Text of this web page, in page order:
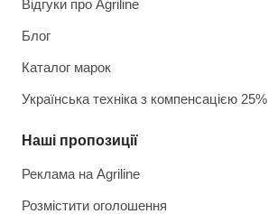
Відгуки про Agriline
Блог
Каталог марок
Українська техніка з компенсацією 25%
Наші пропозиції
Реклама на Agriline
Розмістити оголошення